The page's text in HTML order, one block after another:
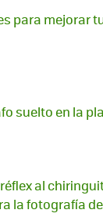
para mejorar
suelto en la
al
la fotografía